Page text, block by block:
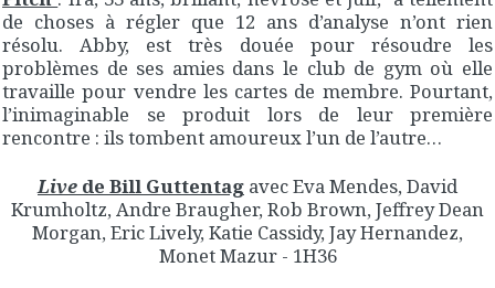
de choses à régler que 12 ans d’analyse n’ont rien
résolu. Abby, est très douée pour résoudre les
problèmes de ses amies dans le club de gym où elle
travaille pour vendre les cartes de membre. Pourtant,
l’inimaginable se produit lors de leur première
rencontre : ils tombent amoureux l’un de l’autre…
Live de Bill Guttentag avec Eva Mendes, David
Krumholtz, Andre Braugher, Rob Brown, Jeffrey Dean
Morgan, Eric Lively, Katie Cassidy, Jay Hernandez,
Monet Mazur - 1H36